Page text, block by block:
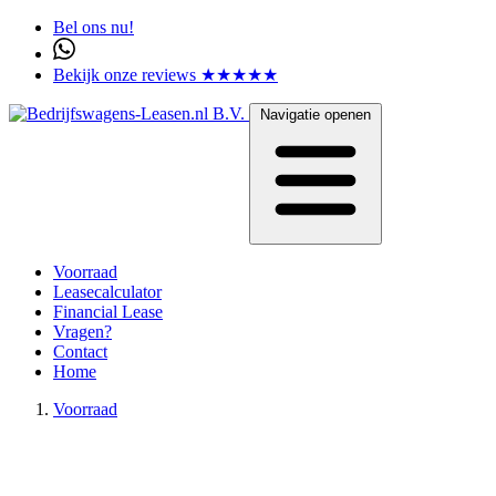
Bel ons nu!
Bekijk onze reviews ★★★★★
Navigatie openen
Voorraad
Leasecalculator
Financial Lease
Vragen?
Contact
Home
Voorraad